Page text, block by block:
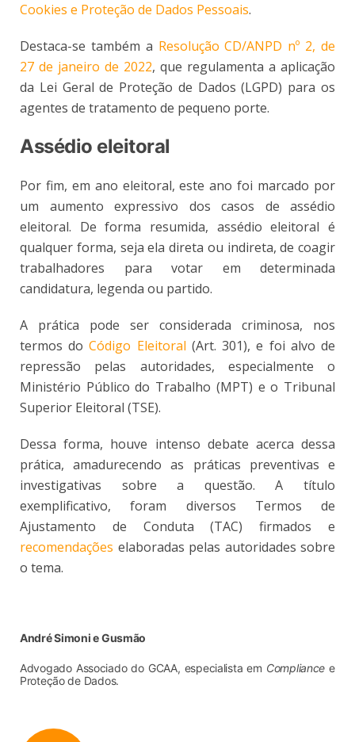
Cookies e Proteção de Dados Pessoais.
Destaca-se também a Resolução CD/ANPD nº 2, de
27 de janeiro de 2022, que regulamenta a aplicação
da Lei Geral de Proteção de Dados (LGPD) para os
agentes de tratamento de pequeno porte.
Assédio eleitoral
Por fim, em ano eleitoral, este ano foi marcado por
um aumento expressivo dos casos de assédio
eleitoral. De forma resumida, assédio eleitoral é
qualquer forma, seja ela direta ou indireta, de coagir
trabalhadores para votar em determinada
candidatura, legenda ou partido.
A prática pode ser considerada criminosa, nos
termos doCódigo Eleitoral (Art. 301), e foi alvo de
repressão pelas autoridades, especialmente o
Ministério Público do Trabalho (MPT) e o Tribunal
Superior Eleitoral (TSE).
Dessa forma, houve intenso debate acerca dessa
prática, amadurecendo as práticas preventivas e
investigativas sobre a questão. A título
exemplificativo, foram diversos Termos de
Ajustamento de Conduta (TAC) firmados e
recomendações elaboradas pelas autoridades sobre
o tema.
André Simoni e Gusmão
Advogado Associado do GCAA, especialista em Compliance e
Proteção de Dados.